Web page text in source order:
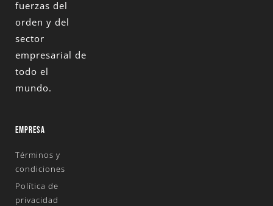
fuerzas del
orden y del
sector
empresarial de
todo el
mundo.
EMPRESA
Términos y
condiciones
Política de
privacidad